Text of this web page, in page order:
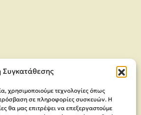
Συγκατάθεσης
χρησιμοποιούμε τεχνολογίες όπως
σε πληροφορίες συσκευών. Η
θα μας επιτρέψει να επεξεργαστούμε